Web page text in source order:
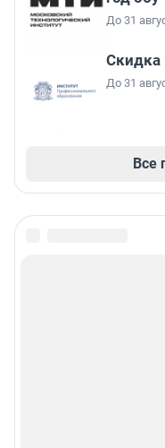
До 31
Скидка
До 31
Все